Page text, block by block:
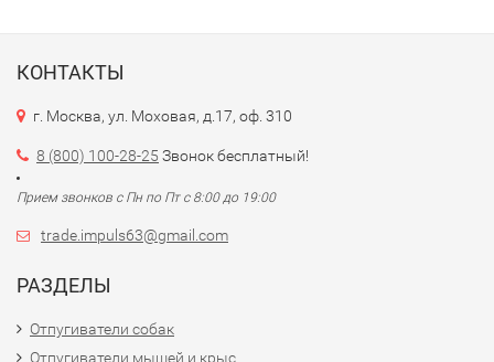
КОНТАКТЫ
г. Москва, ул. Моховая, д.17, оф. 310
8 (800) 100-28-25 Звонок бесплатный!
Прием звонков с Пн по Пт с 8:00 до 19:00
trade.impuls63@gmail.com
РАЗДЕЛЫ
Отпугиватели собак
Отпугиватели мышей и крыс